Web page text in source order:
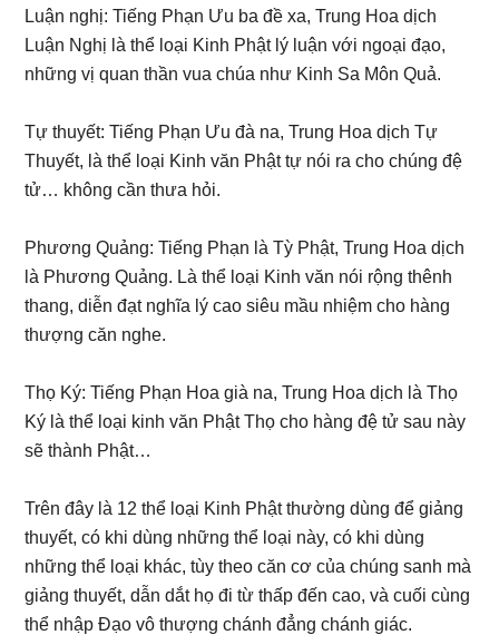
Luận nghị: Tiếng Phạn Ưu ba đề xa, Trung Hoa dịch
Luận Nghị là thể loại Kinh Phật lý luận với ngoại đạo,
những vị quan thần vua chúa như Kinh Sa Môn Quả.
Tự thuyết: Tiếng Phạn Ưu đà na, Trung Hoa dịch Tự
Thuyết, là thể loại Kinh văn Phật tự nói ra cho chúng đệ
tử… không cần thưa hỏi.
Phương Quảng: Tiếng Phạn là Tỳ Phật, Trung Hoa dịch
là Phương Quảng. Là thể loại Kinh văn nói rộng thênh
thang, diễn đạt nghĩa lý cao siêu mầu nhiệm cho hàng
thượng căn nghe.
Thọ Ký: Tiếng Phạn Hoa già na, Trung Hoa dịch là Thọ
Ký là thể loại kinh văn Phật Thọ cho hàng đệ tử sau này
sẽ thành Phật…
Trên đây là 12 thể loại Kinh Phật thường dùng để giảng
thuyết, có khi dùng những thể loại này, có khi dùng
những thể loại khác, tùy theo căn cơ của chúng sanh mà
giảng thuyết, dẫn dắt họ đi từ thấp đến cao, và cuối cùng
thể nhập Đạo vô thượng chánh đẳng chánh giác.